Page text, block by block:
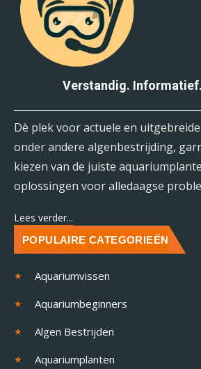
Verstandig.
Dè plek voor actuele en
onder andere algenbestrijding,
kiezen van de juiste
oplossingen voor alledaagse
Lees verder...
POPULAIRE CATEGORIEËN
Aquariumvissen
Aquariumbeginners
Algen Bestrijden
Aquariumplanten